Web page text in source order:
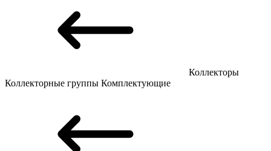
Коллекторы
Коллекторные группы Комплектующие